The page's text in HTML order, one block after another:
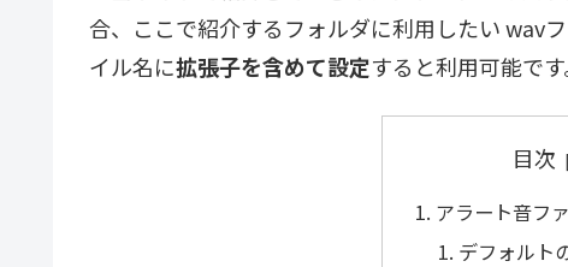
合、ここで紹介するフォルダに利用したい wav
イル名に拡張子を含めて設定すると利用可能です
目次
アラート音フ
デフォルト